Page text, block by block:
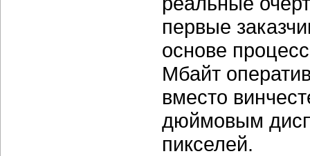
первые
основе
Мбайт
вместо
дюймовым
пикселей.